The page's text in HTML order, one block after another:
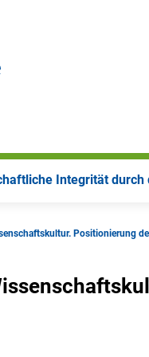
Integrität durch
Positionierung